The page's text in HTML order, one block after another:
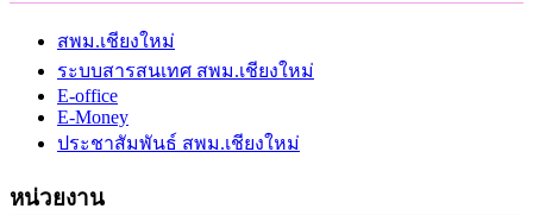
สพม.เชียงใหม่
ระบบสารสนเทศ สพม.เชียงใหม่
E-office
E-Money
ประชาสัมพันธ์ สพม.เชียงใหม่
หน่วยงาน